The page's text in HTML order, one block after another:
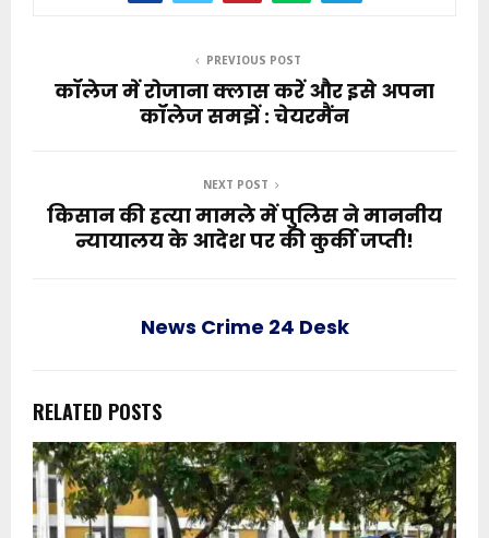
PREVIOUS POST
कॉलेज में रोजाना क्लास करें और इसे अपना
कॉलेज समझें : चेयरमैंन
NEXT POST
किसान की हत्या मामले में पुलिस ने माननीय
न्यायालय के आदेश पर की कुर्की जप्ती!
News Crime 24 Desk
RELATED POSTS